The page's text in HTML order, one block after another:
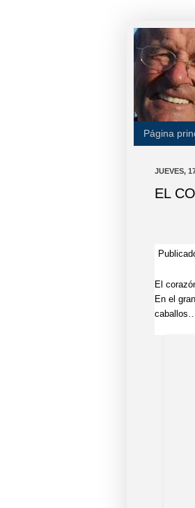
Página
JUEVES,
EL
El
En el
caballos…